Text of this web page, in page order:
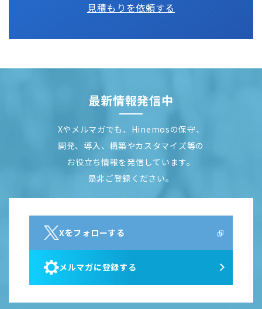
見積もりを依頼する
最新情報発信中
Xやメルマガでも、Hinemosの保守、
開発、導入、構築やカスタマイズ等の
お役立ち情報を発信しています。
是非ご登録ください。
Xをフォローする
メルマガに登録する